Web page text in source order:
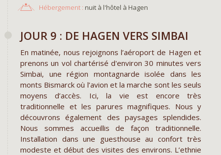
Hébergement : nuit à l'hôtel à Hagen
JOUR 9 : DE HAGEN VERS SIMBAI
En matinée, nous rejoignons l’aéroport de Hagen et
prenons un vol chartérisé d'environ 30 minutes vers
Simbai, une région montagnarde isolée dans les
monts Bismarck où l’avion et la marche sont les seuls
moyens d’accès. Ici, la vie est encore très
traditionnelle et les parures magnifiques. Nous y
découvrons également des paysages splendides.
Nous sommes accueillis de façon traditionnelle.
Installation dans une guesthouse au confort très
modeste et début des visites des environs. L’ethnie